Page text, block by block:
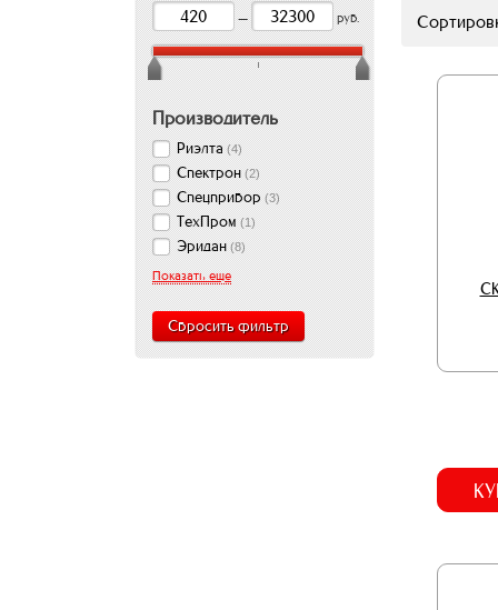
— руб.
Производитель
Риэлта(4)
Спектрон(2)
Спецприбор(3)
ТехПром(1)
Эридан(8)
Показать еще
Сбросить фильтр